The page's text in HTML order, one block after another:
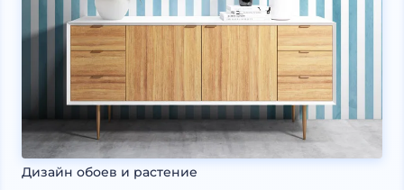
Дизайн обоев и растение